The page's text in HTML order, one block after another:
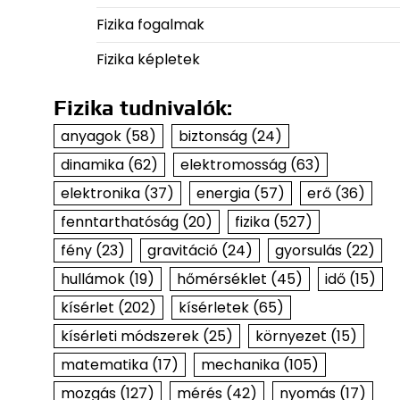
Fizika fogalmak
Fizika képletek
Fizika tudnivalók:
anyagok(58) biztonság(24)
dinamika(62) elektromosság(63)
elektronika(37) energia(57) erő(36)
fenntarthatóság(20) fizika(527)
fény(23) gravitáció(24) gyorsulás(22)
hullámok(19) hőmérséklet (45) idő(15)
kísérlet (202) kísérletek(65)
kísérleti módszerek(25) környezet (15)
matematika(17) mechanika(105)
mozgás(127) mérés(42) nyomás(17)